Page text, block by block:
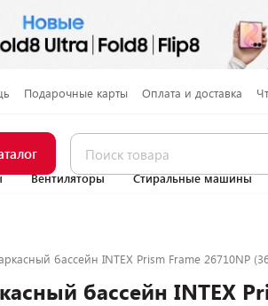
Подарочные карты Оплата и доставка
Вентиляторы Стиральные машины
бассейн INTEX Prism Frame 26710NP
бассейн INTEX